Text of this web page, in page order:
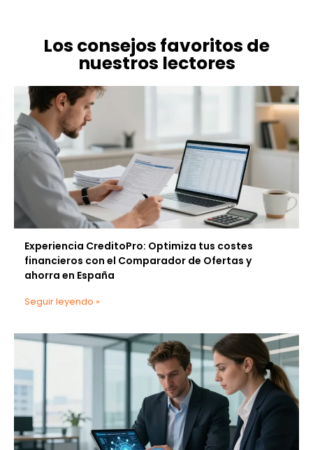
Los consejos favoritos de
nuestros lectores
Experiencia CreditoPro: Optimiza tus costes
financieros con el Comparador de Ofertas y
ahorra en España
Seguir leyendo »